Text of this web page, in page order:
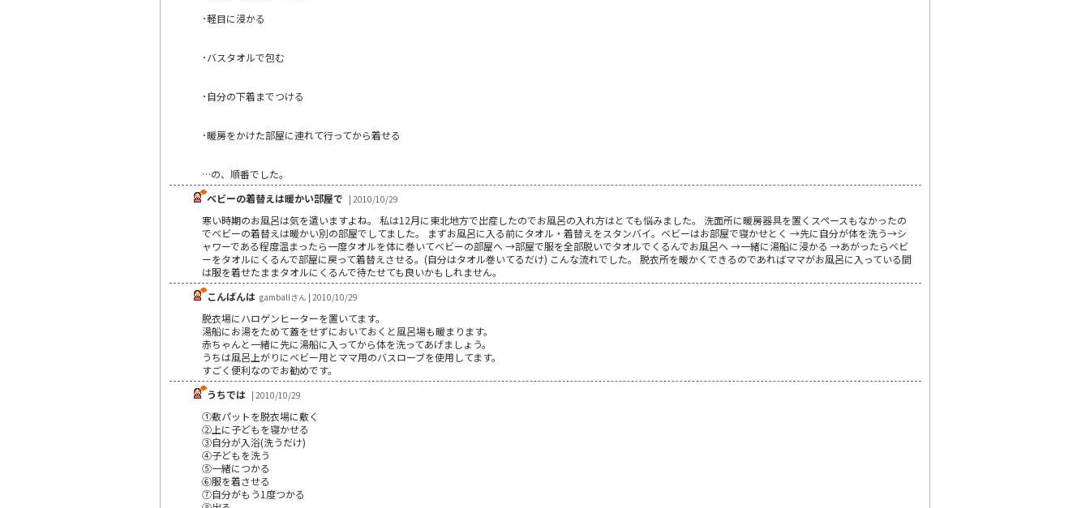
･軽目に浸かる
･バスタオルで包む
･自分の下着までつける
･暖房をかけた部屋に連れて行ってから着せる
…の、順番でした。
ベビーの着替えは暖かい部屋で | 2010/10/29
寒い時期のお風呂は気を遣いますよね。 私は12月に東北地方で出産したのでお風呂の入れ方はとても悩みました。 洗面所に暖房器具を置くスペースもなかったの
でベビーの着替えは暖かい別の部屋でしてました。 まずお風呂に入る前にタオル・着替えをスタンバイ。ベビーはお部屋で寝かせとく →先に自分が体を洗う→シ
ャワーである程度温まったら一度タオルを体に巻いてベビーの部屋へ →部屋で服を全部脱いでタオルでくるんでお風呂へ →一緒に湯船に浸かる →あがったらベビ
ーをタオルにくるんで部屋に戻って着替えさせる。(自分はタオル巻いてるだけ) こんな流れでした。 脱衣所を暖かくできるのであればママがお風呂に入っている間
は服を着せたままタオルにくるんで待たせても良いかもしれません。
こんばんは gamballさん | 2010/10/29
脱衣場にハロゲンヒーターを置いてます。
湯船にお湯をためて蓋をせずにおいておくと風呂場も暖まります。
赤ちゃんと一緒に先に湯船に入ってから体を洗ってあげましょう。
うちは風呂上がりにベビー用とママ用のバスローブを使用してます。
すごく便利なのでお勧めです。
うちでは | 2010/10/29
①敷パットを脱衣場に敷く
②上に子どもを寝かせる
③自分が入浴(洗うだけ)
④子どもを洗う
⑤一緒につかる
⑥服を着させる
⑦自分がもう1度つかる